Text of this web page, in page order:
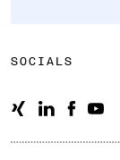
SOCIALS